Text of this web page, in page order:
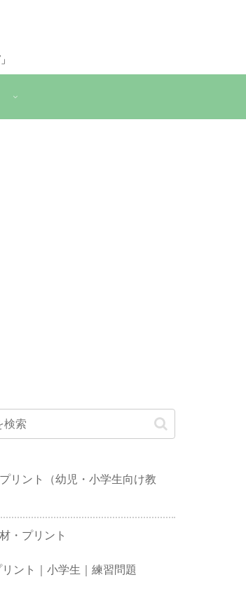
リント（幼児・小学生向け教
・プリント
ント｜小学生｜練習問題